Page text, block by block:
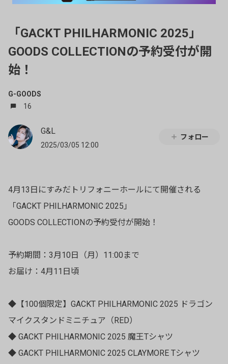
「GACKT PHILHARMONIC 2025」
GOODS COLLECTIONの予約受付が開
始！
G-GOODS
16
G&L
2025/03/05 12:00
フォロー
4月13日にすみだトリフォニーホールにて開催される
「GACKT PHILHARMONIC 2025」
GOODS COLLECTIONの予約受付が開始！
予約期間：3月10日（月）11:00まで
お届け：4月11日頃
◆【100個限定】GACKT PHILHARMONIC 2025 ドラゴン
マイクスタンドミニチュア（RED）
◆ GACKT PHILHARMONIC 2025 魔王Tシャツ
◆ GACKT PHILHARMONIC 2025 CLAYMORE Tシャツ